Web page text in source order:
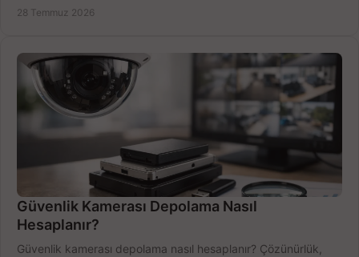
28 Temmuz 2026
Güvenlik Kamerası Depolama Nasıl
Hesaplanır?
Güvenlik kamerası depolama nasıl hesaplanır? Çözünürlük,